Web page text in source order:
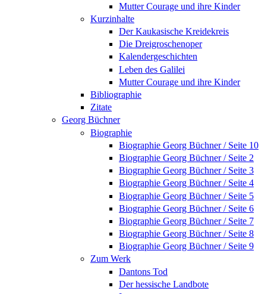
Mutter Courage und ihre Kinder
Kurzinhalte
Der Kaukasische Kreidekreis
Die Dreigroschenoper
Kalendergeschichten
Leben des Galilei
Mutter Courage und ihre Kinder
Bibliographie
Zitate
Georg Büchner
Biographie
Biographie Georg Büchner / Seite 10
Biographie Georg Büchner / Seite 2
Biographie Georg Büchner / Seite 3
Biographie Georg Büchner / Seite 4
Biographie Georg Büchner / Seite 5
Biographie Georg Büchner / Seite 6
Biographie Georg Büchner / Seite 7
Biographie Georg Büchner / Seite 8
Biographie Georg Büchner / Seite 9
Zum Werk
Dantons Tod
Der hessische Landbote